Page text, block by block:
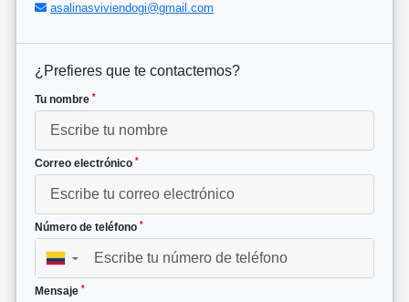
asalinasviviendogi@gmail.com
¿Prefieres que te contactemos?
Tu nombre *
Correo electrónico *
Número de teléfono *
▼
Mensaje *